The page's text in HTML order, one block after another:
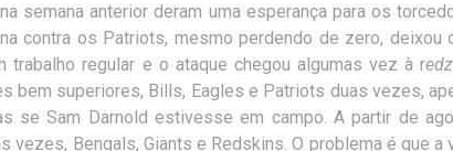
semana anterior deram uma esperança para os
contra os Patriots, mesmo perdendo de zero, deixou
regular e o ataque chegou algumas vez à r
bem superiores, Bills, Eagles e Patriots duas vezes,
se Sam Darnold estivesse em campo. A partir de
vezes, Bengals, Giants e Redskins. O problema é que a